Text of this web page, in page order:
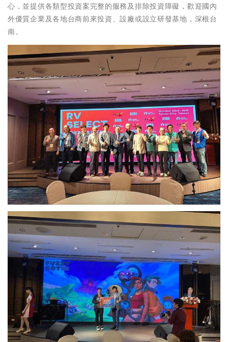
心，並提供各類型投資案完整的服務及排除投資障礙，歡迎國內
外優質企業及各地台商前來投資、設廠或設立研發基地，深根台
南。